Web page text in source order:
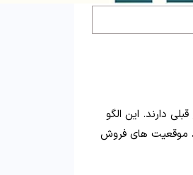
دارند. این الگو
موقعیت های فروش